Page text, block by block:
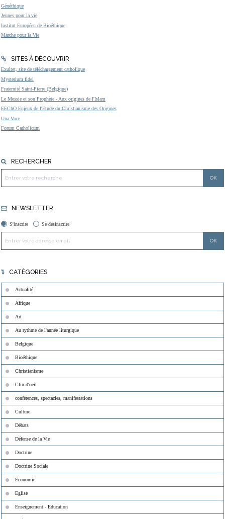
Généthique
Jeunes pour la vie
Institut Européen de Bioéthique
Marche pour la Vie
SITES À DÉCOUVRIR
Exultet, site de téléchargement catholique
Mysterium fidei
Fraternité Saint-Pierre (Belgique)
Le Messie et son Prophète - Aux origines de l'Islam
EEChO Enjeux de l'Etude du Christianisme des Origines
Una Voce
Forum Catholicum
RECHERCHER
NEWSLETTER
S'inscrire Se désinscrire
CATÉGORIES
Actualité
Afrique
Art
Au rythme de l'année liturgique
Belgique
Bioéthique
Christianisme
Clin d'oeil
conférences, spectacles, manifestations
Culture
Débats
Défense de la Vie
Doctrine
Doctrine Sociale
Economie
Eglise
Enseignement - Education